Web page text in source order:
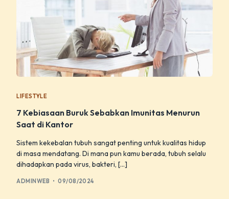
LIFESTYLE
7 Kebiasaan Buruk Sebabkan Imunitas Menurun
Saat di Kantor
Sistem kekebalan tubuh sangat penting untuk kualitas hidup
di masa mendatang. Di mana pun kamu berada, tubuh selalu
dihadapkan pada virus, bakteri, […]
ADMINWEB 09/08/2024